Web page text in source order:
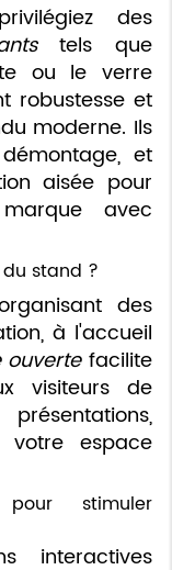
des
tels que
ou le verre
robustesse et
moderne. Ils
et
aisée pour
avec
stand ?
des
à l'accueil
ouvertefacilite
visiteurs de
espace
stimuler
interactives